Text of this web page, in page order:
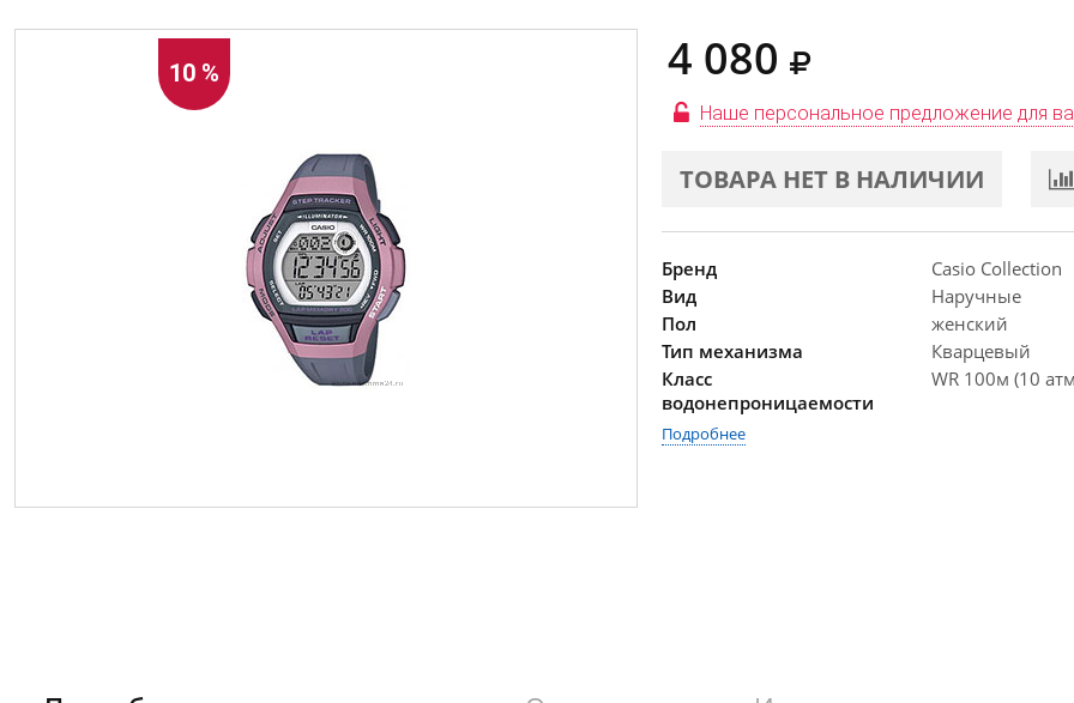
10 % 4 080
Наше персональное предложение для
ТОВАРА НЕТ В НАЛИЧИИ
Бренд
Casio Collection
Вид
Наручные
Пол
женский
Тип механизма
Кварцевый
Класс
водонепроницаемости
WR 100м (10
Подробнее